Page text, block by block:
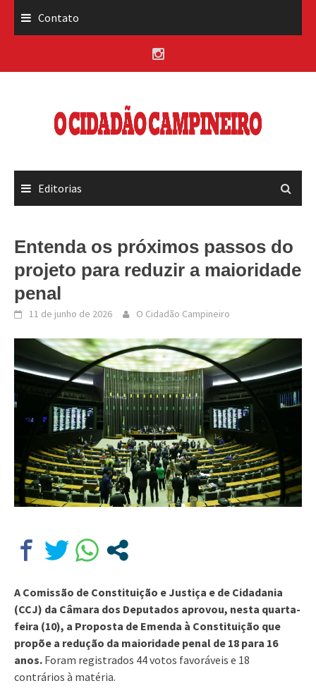
Contato
Editorias
Entenda os próximos passos do
projeto para reduzir a maioridade
penal
11 de junho de 2026 O Cidadão Campineiro
A Comissão de Constituição e Justiça e de Cidadania
(CCJ) da Câmara dos Deputados aprovou, nesta quarta-
feira (10), a Proposta de Emenda à Constituição que
propõe a redução da maioridade penal de 18 para 16
anos. Foram registrados 44 votos favoráveis e 18
contrários à matéria.